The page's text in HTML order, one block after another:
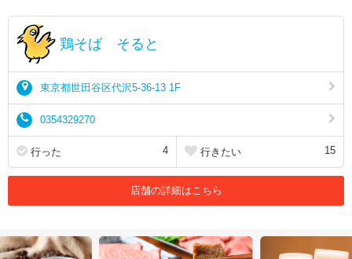
鶏そば そると
東京都世田谷区代沢5-36-13 1F
0354329270
行った 4 行きたい 15
店舗の詳細はこちら